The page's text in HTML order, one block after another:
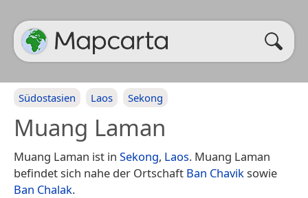
Südostasien Laos Sekong
Muang Laman
Muang Laman ist in Sekong, Laos. Muang Laman
befindet sich nahe der Ortschaft Ban Chaviksowie
Ban Chalak.